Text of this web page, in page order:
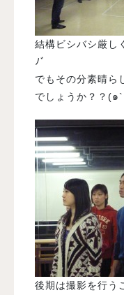
結構ビシバシ厳し
ﾉﾞ
でもその分素晴ら
でしょうか？？(๑
後期は撮影を行う